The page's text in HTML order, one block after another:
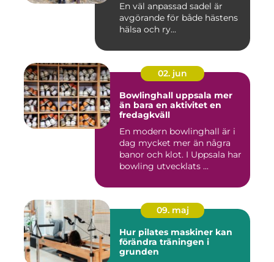
En väl anpassad sadel är
avgörande för både hästens
hälsa och ry...
02. jun
Bowlinghall uppsala mer
än bara en aktivitet en
fredagkväll
En modern bowlinghall är i
dag mycket mer än några
banor och klot. I Uppsala har
bowling utvecklats ...
09. maj
Hur pilates maskiner kan
förändra träningen i
grunden